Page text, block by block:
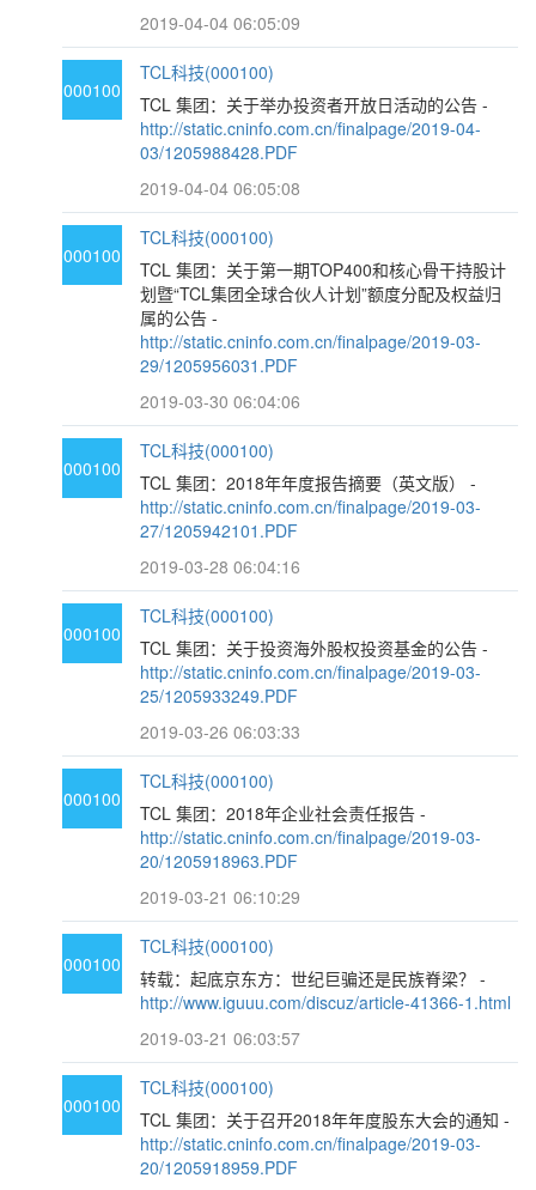
2019-04-04 06:05:09
000100
TCL科技(000100)
TCL 集团：关于举办投资者开放日活动的公告 -
http://static.cninfo.com.cn/finalpage/2019-04-
03/1205988428.PDF
2019-04-04 06:05:08
000100
TCL科技(000100)
TCL 集团：关于第一期TOP400和核心骨干持股计
划暨“TCL集团全球合伙人计划”额度分配及权益归
属的公告 -
http://static.cninfo.com.cn/finalpage/2019-03-
29/1205956031.PDF
2019-03-30 06:04:06
000100
TCL科技(000100)
TCL 集团：2018年年度报告摘要（英文版） -
http://static.cninfo.com.cn/finalpage/2019-03-
27/1205942101.PDF
2019-03-28 06:04:16
000100
TCL科技(000100)
TCL 集团：关于投资海外股权投资基金的公告 -
http://static.cninfo.com.cn/finalpage/2019-03-
25/1205933249.PDF
2019-03-26 06:03:33
000100
TCL科技(000100)
TCL 集团：2018年企业社会责任报告 -
http://static.cninfo.com.cn/finalpage/2019-03-
20/1205918963.PDF
2019-03-21 06:10:29
000100
TCL科技(000100)
转载：起底京东方：世纪巨骗还是民族脊梁？ -
http://www.iguuu.com/discuz/article-41366-1.html
2019-03-21 06:03:57
000100
TCL科技(000100)
TCL 集团：关于召开2018年年度股东大会的通知 -
http://static.cninfo.com.cn/finalpage/2019-03-
20/1205918959.PDF